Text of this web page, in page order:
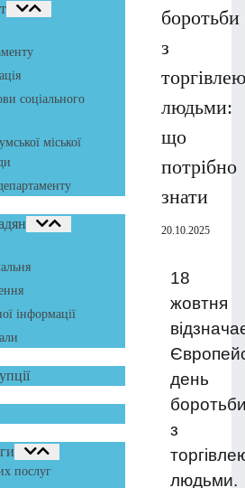
соціального
міської
інформації
послуг
боротьби
з
торгівлею
людьми:
що
потрібно
знати
20.10.2025
18
жовтня
день
з
людьми.